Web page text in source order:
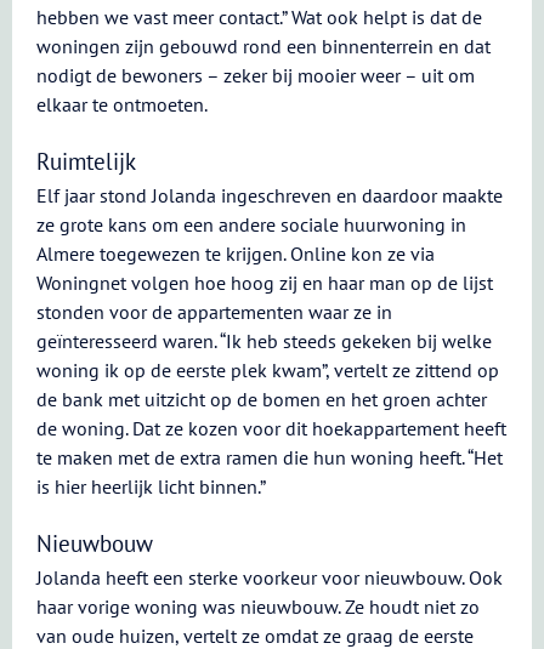
hebben we vast meer contact.” Wat ook helpt is dat de
woningen zijn gebouwd rond een binnenterrein en dat
nodigt de bewoners – zeker bij mooier weer – uit om
elkaar te ontmoeten.
Ruimtelijk
Elf jaar stond Jolanda ingeschreven en daardoor maakte
ze grote kans om een andere sociale huurwoning in
Almere toegewezen te krijgen. Online kon ze via
Woningnet volgen hoe hoog zij en haar man op de lijst
stonden voor de appartementen waar ze in
geïnteresseerd waren. “Ik heb steeds gekeken bij welke
woning ik op de eerste plek kwam”, vertelt ze zittend op
de bank met uitzicht op de bomen en het groen achter
de woning. Dat ze kozen voor dit hoekappartement heeft
te maken met de extra ramen die hun woning heeft. “Het
is hier heerlijk licht binnen.”
Nieuwbouw
Jolanda heeft een sterke voorkeur voor nieuwbouw. Ook
haar vorige woning was nieuwbouw. Ze houdt niet zo
van oude huizen, vertelt ze omdat ze graag de eerste